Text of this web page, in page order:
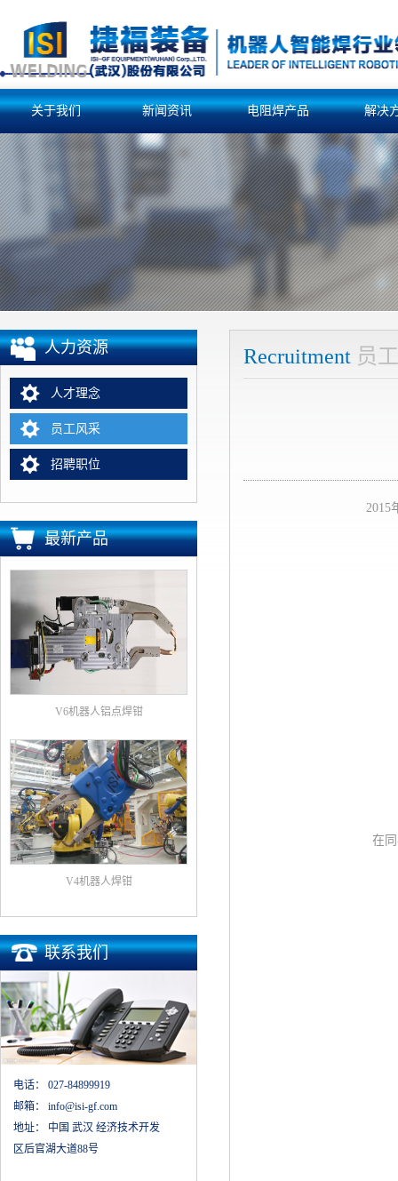
关于我们 新闻资讯 电阻焊产品 解决
人力资源
人才理念
员工风采
招聘职位
最新产品
V6机器人铝点焊钳
V4机器人焊钳
联系我们
电话： 027-84899919
邮箱： info@isi-gf.com
地址： 中国 武汉 经济技术开发
区后官湖大道88号
Recruitment 员
2015
在